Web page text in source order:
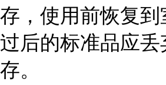
存，使用前恢复
过后的标准品应丢
存。